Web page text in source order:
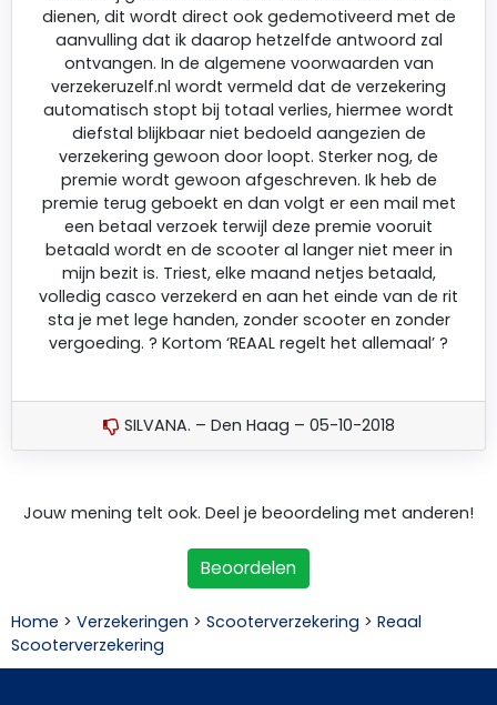
dienen, dit wordt direct ook gedemotiveerd met de
aanvulling dat ik daarop hetzelfde antwoord zal
ontvangen. In de algemene voorwaarden van
verzekeruzelf.nl wordt vermeld dat de verzekering
automatisch stopt bij totaal verlies, hiermee wordt
diefstal blijkbaar niet bedoeld aangezien de
verzekering gewoon door loopt. Sterker nog, de
premie wordt gewoon afgeschreven. Ik heb de
premie terug geboekt en dan volgt er een mail met
een betaal verzoek terwijl deze premie vooruit
betaald wordt en de scooter al langer niet meer in
mijn bezit is. Triest, elke maand netjes betaald,
volledig casco verzekerd en aan het einde van de rit
sta je met lege handen, zonder scooter en zonder
vergoeding. ? Kortom ‘REAAL regelt het allemaal’ ?
SILVANA. – Den Haag – 05-10-2018
Jouw mening telt ook. Deel je beoordeling met anderen!
Beoordelen
Home > Verzekeringen > Scooterverzekering > Reaal
Scooterverzekering